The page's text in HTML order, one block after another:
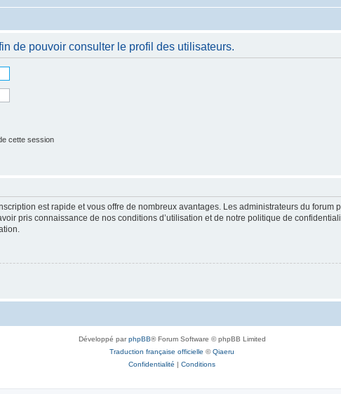
de pouvoir consulter le profil des utilisateurs.
cette session
est rapide et vous offre de nombreux avantages. Les administrateurs du
pris connaissance de nos conditions d’utilisation et de notre politique de
Développé parphpBB® Forum Software © phpBB Limited
Traduction française officielle ©Qiaeru
Confidentialité | Conditions